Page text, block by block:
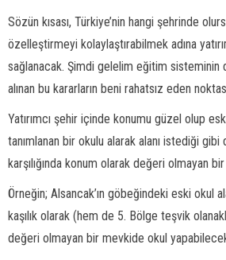
Sözün kısası, Türkiye’nin hangi şehrinde
özelleştirmeyi kolaylaştırabilmek adına
sağlanacak. Şimdi gelelim eğitim sisteminin
alınan bu kararların beni rahatsız eden
Yatırımcı şehir içinde konumu güzel olup
tanımlanan bir okulu alarak alanı istediği
karşılığında konum olarak değeri olmayan
Örneğin; Alsancak’ın göbeğindeki eski okul
kaşılık olarak (hem de 5. Bölge teşvik
değeri olmayan bir mevkide okul